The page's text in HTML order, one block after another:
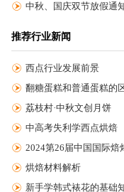
中秋、国庆双节放假通
推荐行业新闻
西点行业发展前景
翻糖蛋糕和普通蛋糕的
荔枝村·中秋文创月饼
中高考失利学西点烘焙
2024第26届中国国际焙
烘焙材料解析
新手学韩式裱花的基础